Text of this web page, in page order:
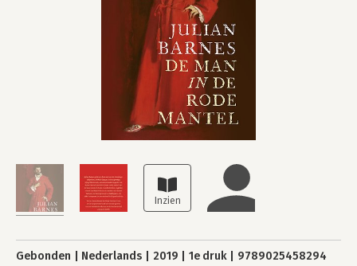
Gebonden Nederlands 2019 1e druk 9789025458294